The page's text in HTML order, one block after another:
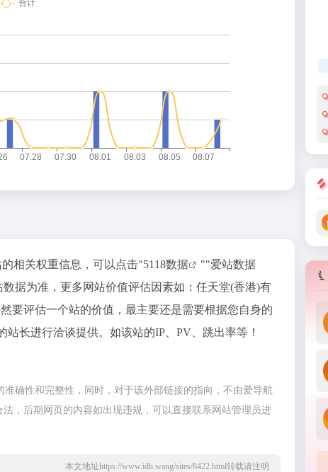
相关权重信息，可以点击"5118数据 ""爱站数据
据为准，更多网站价值评估因素如：任天堂(香港)有
要评估一个站的价值，最主要还是需要根据您自身的
长进行洽谈提供。如该站的IP、PV、跳出率等！
确性和完整性，同时，对于该外部链接的指向，不由爱导航
，后期网页的内容如出现违规，可以直接联系网站管理员进
本文地址https://www.idh.wang/sites/8422.html转载请注明